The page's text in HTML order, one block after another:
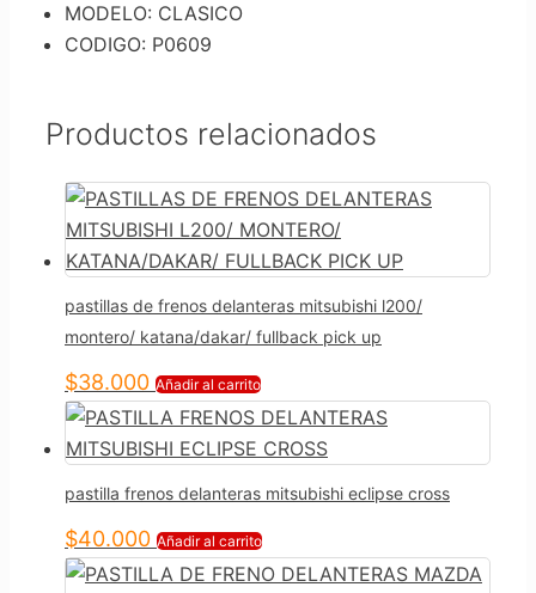
MODELO: CLASICO
CODIGO: P0609
Productos relacionados
pastillas de frenos delanteras mitsubishi l200/
montero/ katana/dakar/ fullback pick up
$38.000 Añadir al carrito
pastilla frenos delanteras mitsubishi eclipse cross
$40.000 Añadir al carrito